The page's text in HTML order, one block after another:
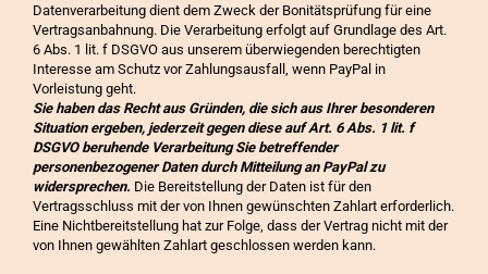
Datenverarbeitung dient dem Zweck der Bonitätsprüfung für eine
Vertragsanbahnung. Die Verarbeitung erfolgt auf Grundlage des Art.
6 Abs. 1 lit. f DSGVO aus unserem überwiegenden berechtigten
Interesse am Schutz vor Zahlungsausfall, wenn PayPal in
Vorleistung geht.
Sie haben das Recht aus Gründen, die sich aus Ihrer besonderen
Situation ergeben, jederzeit gegen diese auf Art. 6 Abs. 1 lit. f
DSGVO beruhende Verarbeitung Sie betreffender
personenbezogener Daten durch Mitteilung an PayPal zu
widersprechen. Die Bereitstellung der Daten ist für den
Vertragsschluss mit der von Ihnen gewünschten Zahlart erforderlich.
Eine Nichtbereitstellung hat zur Folge, dass der Vertrag nicht mit der
von Ihnen gewählten Zahlart geschlossen werden kann.